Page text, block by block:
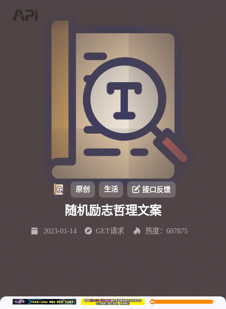
原创 生活 接口反馈
随机励志哲理文案
2023-01-14 GET请求 热度：607875